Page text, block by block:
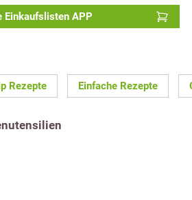
Einkaufslisten APP
Rezepte Einfache Rezepte